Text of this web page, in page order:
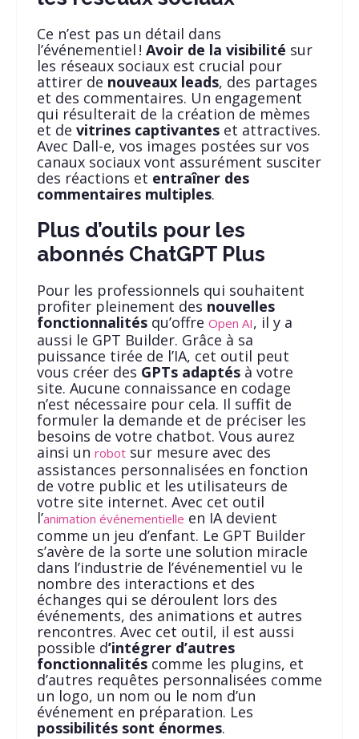
Ce n’est pas un détail dans
l’événementiel ! Avoir de la visibilité sur
les réseaux sociaux est crucial pour
attirer de nouveaux leads, des partages
et des commentaires. Un engagement
qui résulterait de la création de mèmes
et de vitrines captivantes et attractives.
Avec Dall-e, vos images postées sur vos
canaux sociaux vont assurément susciter
des réactions et entraîner des
commentaires multiples.
Plus d’outils pour les
abonnés ChatGPT Plus
Pour les professionnels qui souhaitent
profiter pleinement des nouvelles
fonctionnalités qu’offre Open AI, il y a
aussi le GPT Builder. Grâce à sa
puissance tirée de l’IA, cet outil peut
vous créer des GPTs adaptés à votre
site. Aucune connaissance en codage
n’est nécessaire pour cela. Il suffit de
formuler la demande et de préciser les
besoins de votre chatbot. Vous aurez
ainsi un robot sur mesure avec des
assistances personnalisées en fonction
de votre public et les utilisateurs de
votre site internet. Avec cet outil
l’animation événementielle en IA devient
comme un jeu d’enfant. Le GPT Builder
s’avère de la sorte une solution miracle
dans l’industrie de l’événementiel vu le
nombre des interactions et des
échanges qui se déroulent lors des
événements, des animations et autres
rencontres. Avec cet outil, il est aussi
possible d’intégrer d’autres
fonctionnalités comme les plugins, et
d’autres requêtes personnalisées comme
un logo, un nom ou le nom d’un
événement en préparation. Les
possibilités sont énormes.